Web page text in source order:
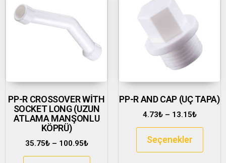
PP-R CROSSOVER WİTH
SOCKET LONG (UZUN
ATLAMA MANŞONLU
KÖPRÜ)
35.75₺ – 100.95₺
PP-R AND CAP (UÇ TAPA)
4.73₺ – 13.15₺
Seçenekler